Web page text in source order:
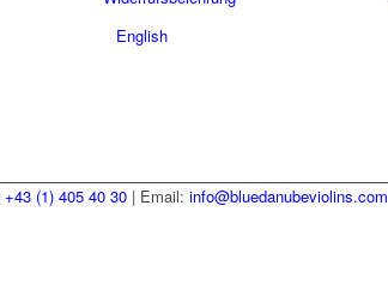
English
+43 (1) 405 40 30 | Email: info@bluedanubeviolins.com